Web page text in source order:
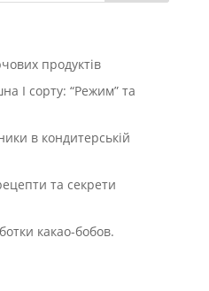
продуктів
І сорту: “Режим” та
в кондитерській
та секрети
какао-бобов.